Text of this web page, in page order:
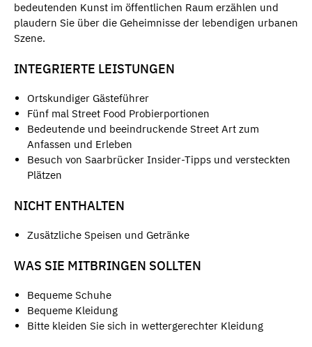
bedeutenden Kunst im öffentlichen Raum erzählen und
plaudern Sie über die Geheimnisse der lebendigen urbanen
Szene.
INTEGRIERTE LEISTUNGEN
Ortskundiger Gästeführer
Fünf mal Street Food Probierportionen
Bedeutende und beeindruckende Street Art zum
Anfassen und Erleben
Besuch von Saarbrücker Insider-Tipps und versteckten
Plätzen
NICHT ENTHALTEN
Zusätzliche Speisen und Getränke
WAS SIE MITBRINGEN SOLLTEN
Bequeme Schuhe
Bequeme Kleidung
Bitte kleiden Sie sich in wettergerechter Kleidung